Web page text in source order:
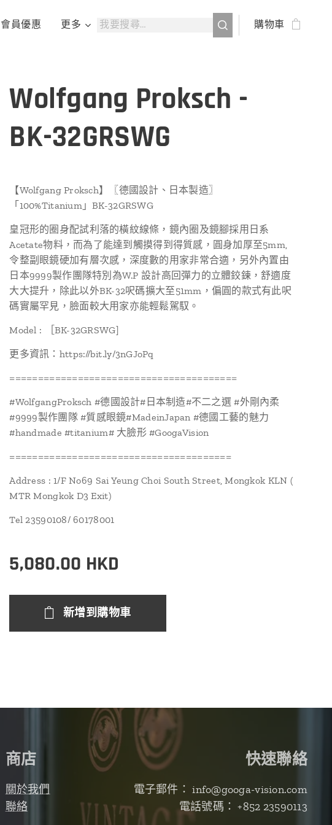
會員優惠 更多 購物車
Wolfgang Proksch -
BK-32GRSWG
【Wolfgang Proksch】〖德國設計、日本製造〗
「100%Titanium」BK-32GRSWG
皇冠形的圈身配試利落的橫紋線條，鏡內圈及鏡腳採用日系
Acetate物料，而為了能達到觸摸得到得質感，圓身加厚至5mm,
令整副眼鏡硬加有層次感，深度數的用家非常合適，另外內置由
日本9999製作團隊特別為W.P 設計高回彈力的立體鉸鍊，舒適度
大大提升，除此以外BK-32呎碼擴大至51mm，偏圓的款式有此呎
碼實屬罕見，臉面較大用家亦能輕鬆駕馭。
Model : ［BK-32GRSWG]
更多資訊：https://bit.ly/3nGJoPq
========================================
#WolfgangProksch #德國設計#日本制造#不二之選 #外剛內柔
#9999製作團隊 #質感眼鏡#MadeinJapan #德國工藝的魅力
#handmade #titanium# 大臉形 #GoogaVision
=======================================
Address : 1/F No69 Sai Yeung Choi South Street, Mongkok KLN (
MTR Mongkok D3 Exit)
Tel 23590108/ 60178001
5,080.00 HKD
新增到購物車
商店
關於我們
聯絡
快速聯絡
電子郵件： info@googa-vision.com
電話號碼： +852 23590113